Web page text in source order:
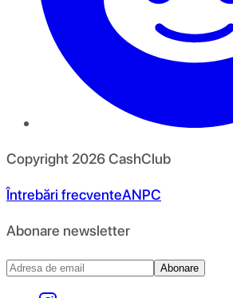
Copyright 2026CashClub
Întrebări frecventeANPC
Abonare newsletter
Abonare